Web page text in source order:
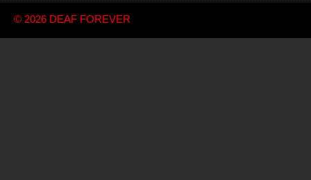
© 2026 DEAF FOREVER